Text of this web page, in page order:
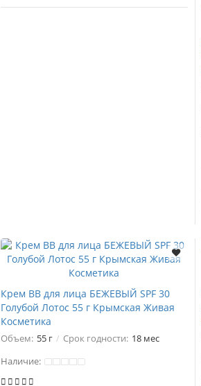
Крем ВВ для лица БЕЖЕВЫЙ SPF 30
Голубой Лотос 55 г Крымская Живая
Косметика
Объем: 55 г Срок годности: 18 мес
Наличие: